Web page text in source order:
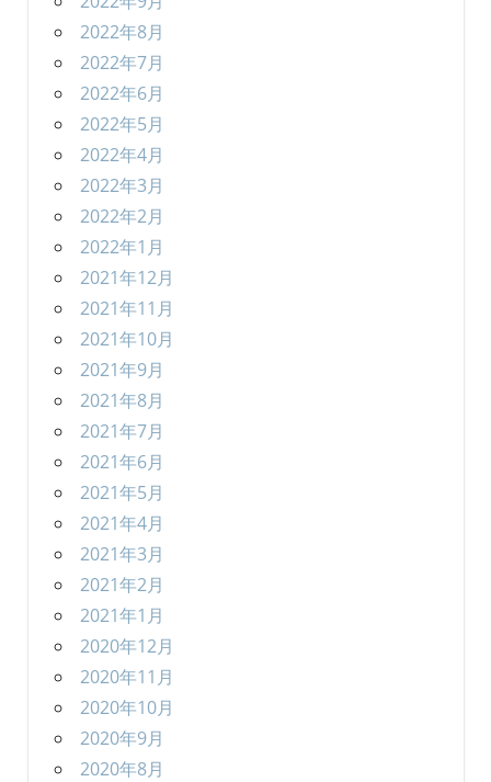
2022年8月
2022年7月
2022年6月
2022年5月
2022年4月
2022年3月
2022年2月
2022年1月
2021年12月
2021年11月
2021年10月
2021年9月
2021年8月
2021年7月
2021年6月
2021年5月
2021年4月
2021年3月
2021年2月
2021年1月
2020年12月
2020年11月
2020年10月
2020年9月
2020年8月